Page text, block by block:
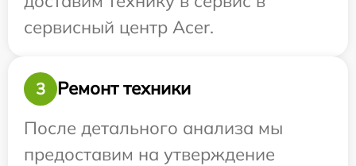
сервисный центр Acer.
3
Ремонт техники
После детального анализа мы
предоставим на утверждение